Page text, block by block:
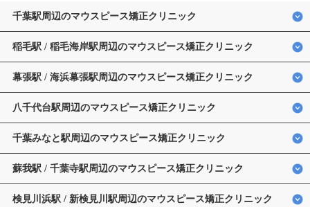
千葉駅周辺のマウスピース矯正クリニック
稲毛駅 / 稲毛海岸駅周辺のマウスピース矯正クリニック
幕張駅 / 海浜幕張駅周辺のマウスピース矯正クリニック
八千代台駅周辺のマウスピース矯正クリニック
千葉みなと駅周辺のマウスピース矯正クリニック
蘇我駅 / 千葉寺駅周辺のマウスピース矯正クリニック
検見川浜駅 / 新検見川駅周辺のマウスピース矯正クリニック